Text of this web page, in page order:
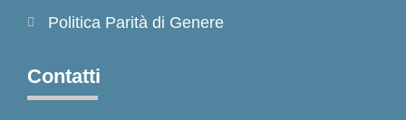
Politica Parità di Genere
Contatti